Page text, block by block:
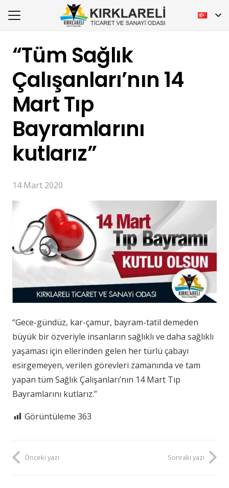
“Tüm Sağlık
Çalışanları’nın 14
Mart Tıp
Bayramlarını
kutlarız”
14 Mart 2020
“Gece-gündüz, kar-çamur, bayram-tatil demeden
büyük bir özveriyle insanların sağlıklı ve daha sağlıklı
yaşaması için ellerinden gelen her türlü çabayı
esirgemeyen, verilen görevleri zamanında ve tam
yapan tüm Sağlık Çalışanları’nın 14 Mart Tıp
Bayramlarını kutlarız.”
Görüntüleme 363
Önceki yazı Sonraki yazı